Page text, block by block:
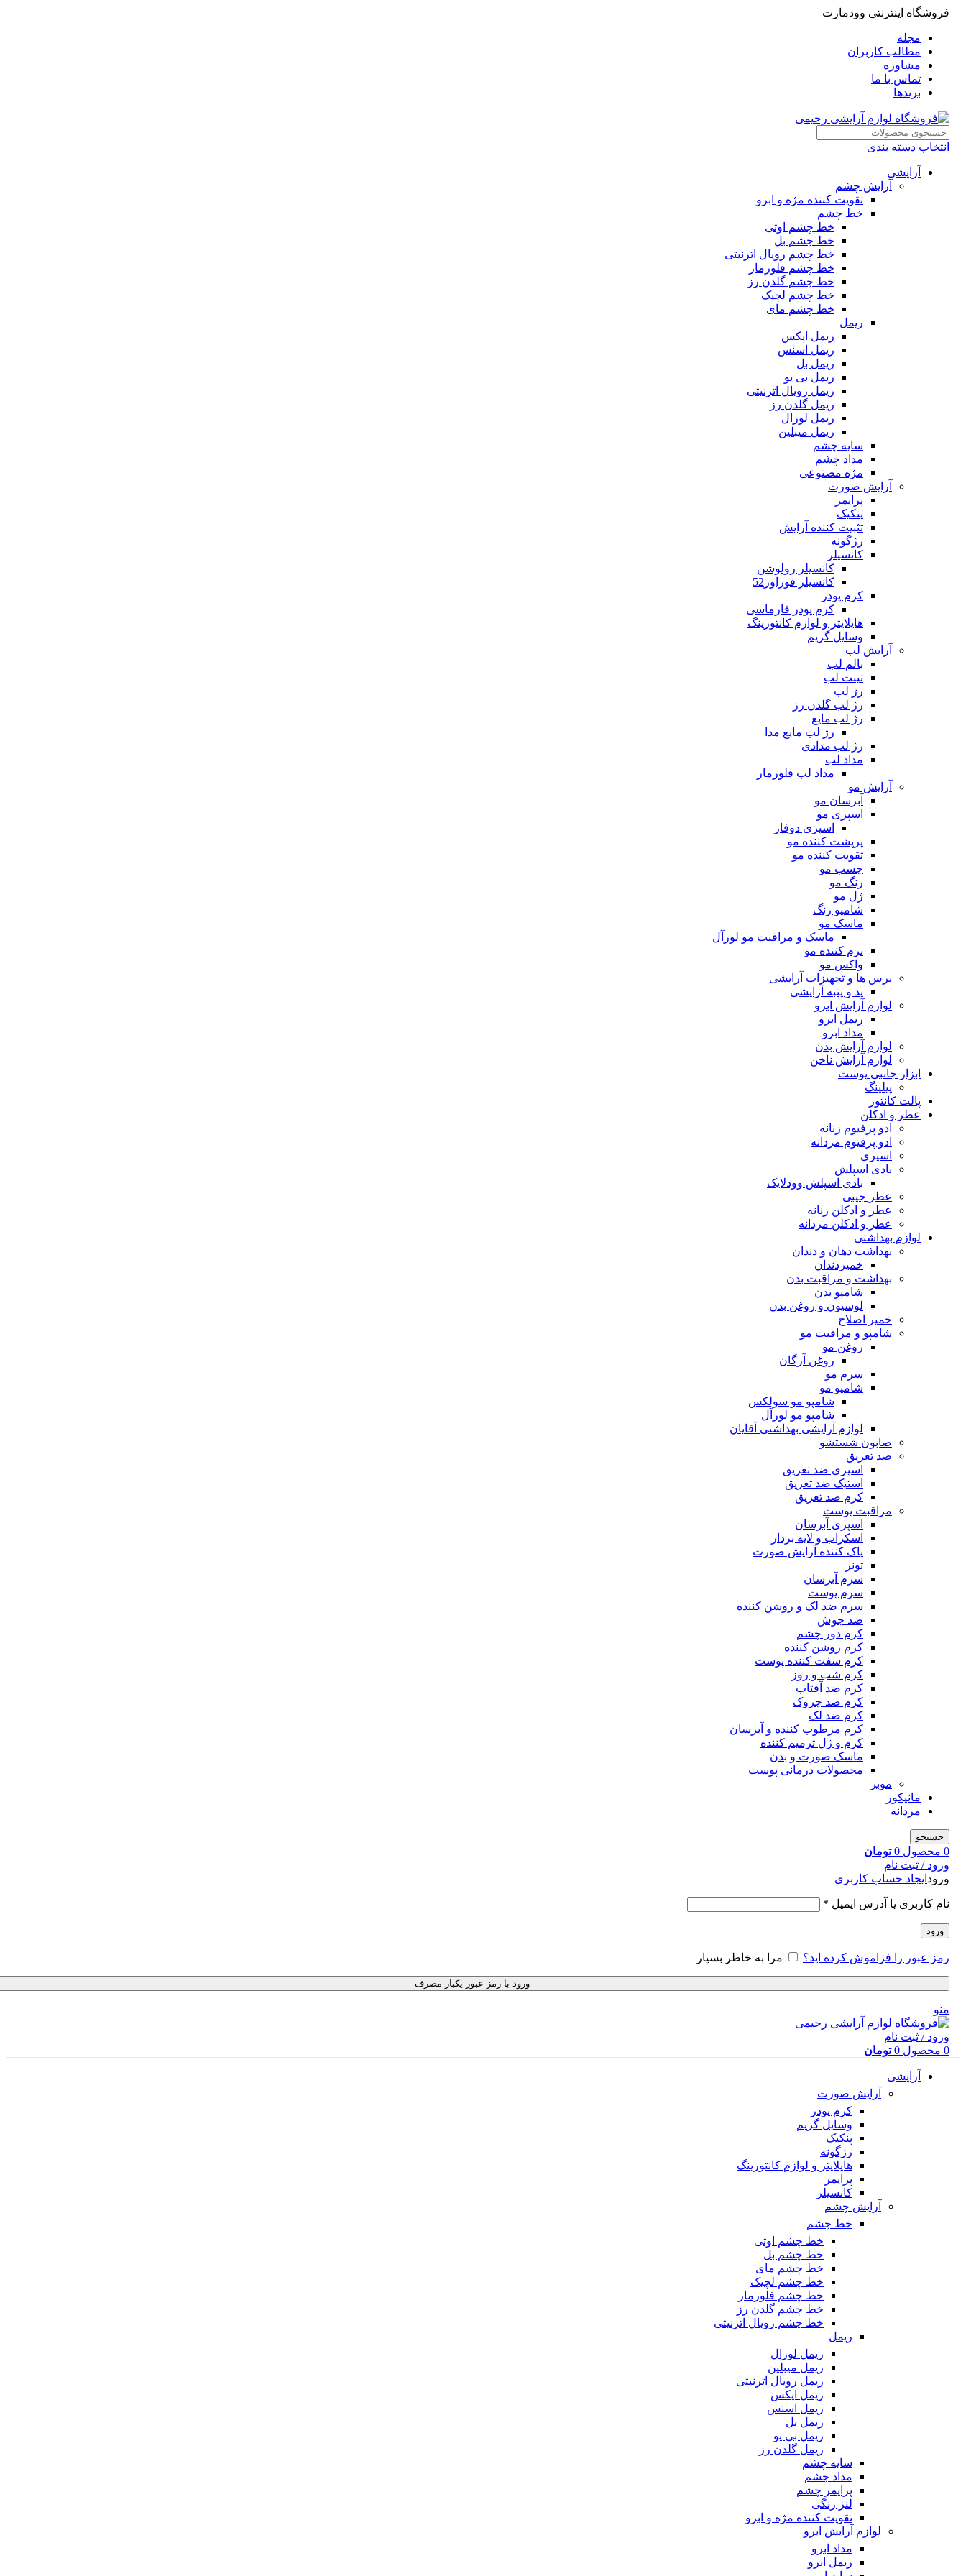
فروشگاه اینترنتی وودمارت
مجله
مطالب کاربران
مشاوره
تماس با ما
برندها
انتخاب دسته بندی
آرایشی
آرایش چشم
تقویت کننده مژه و ابرو
خط چشم
خط چشم اوتی
خط چشم بل
خط چشم رویال اترنیتی
خط چشم فلورمار
خط چشم گلدن رز
خط چشم لچیک
خط چشم مای
ریمل
ریمل اپکس
ریمل اسنس
ریمل بل
ریمل بی یو
ریمل رویال اترنیتی
ریمل گلدن رز
ریمل لورال
ریمل میبلین
سایه چشم
مداد چشم
مژه مصنوعی
آرایش صورت
پرایمر
پنکیک
تثبیت کننده آرایش
رژگونه
کانسیلر
کانسیلر رولوشن
کانسیلر فوراور52
کرم پودر
کرم پودر فارماسی
هایلایتر و لوازم کانتورینگ
وسایل گریم
آرایش لب
بالم لب
تینت لب
رژ لب
رژ لب گلدن رز
رژ لب مایع
رژ لب مایع مدا
رژ لب مدادی
مداد لب
مداد لب فلورمار
آرایش مو
آبرسان مو
اسپری مو
اسپری دوفاز
پرپشت کننده مو
تقویت کننده مو
چسب مو
رنگ مو
ژل مو
شامپو رنگ
ماسک مو
ماسک و مراقبت مو لورآل
نرم کننده مو
واکس مو
برس ها و تجهیزات آرایشی
پد و پنبه آرایشی
لوازم آرایش ابرو
ریمل ابرو
مداد ابرو
لوازم آرایش بدن
لوازم آرایش ناخن
ابزار جانبی پوست
پیلینگ
پالت کانتور
عطر و ادکلن
ادو پرفیوم زنانه
ادو پرفیوم مردانه
اسپری
بادی اسپلش
بادی اسپلش وودلایک
عطر جیبی
عطر و ادکلن زنانه
عطر و ادکلن مردانه
لوازم بهداشتی
بهداشت دهان و دندان
خمیردندان
بهداشت و مراقبت بدن
شامپو بدن
لوسیون و روغن بدن
خمیر اصلاح
شامپو و مراقبت مو
روغن مو
روغن آرگان
سرم مو
شامپو مو
شامپو مو سولکس
شامپو مو لورآل
لوازم آرایشی بهداشتی آقایان
صابون شستشو
ضد تعریق
اسپری ضد تعریق
استیک ضد تعریق
کرم ضد تعریق
مراقبت پوست
اسپری آبرسان
اسکراب و لایه بردار
پاک کننده آرایش صورت
تونر
سرم آبرسان
سرم پوست
سرم ضد لک و روشن کننده
ضد جوش
کرم دور چشم
کرم روشن کننده
کرم سفت کننده پوست
کرم شب و روز
کرم ضد آفتاب
کرم ضد چروک
کرم ضد لک
کرم مرطوب کننده و آبرسان
کرم و ژل ترمیم کننده
ماسک صورت و بدن
محصولات درمانی پوست
موبر
مانیکور
مردانه
جستجو
0 محصول 0 تومان
ورود / ثبت نام
ورود ایجاد حساب کاربری
نام کاربری یا آدرس ایمیل *
ورود
رمز عبور را فراموش کرده اید؟ مرا به خاطر بسپار
ورود با رمز عبور یکبار مصرف
منو
ورود / ثبت نام
0 محصول 0 تومان
آرایشی
آرایش صورت
کرم پودر
وسایل گریم
پنکیک
رژگونه
هایلایتر و لوازم کانتورینگ
پرایمر
کانسیلر
آرایش چشم
خط چشم
خط چشم اوتی
خط چشم بل
خط چشم مای
خط چشم لچیک
خط چشم فلورمار
خط چشم گلدن رز
خط چشم رویال اترنیتی
ریمل
ریمل لورال
ریمل میبلین
ریمل رویال اترنیتی
ریمل اپکس
ریمل اسنس
ریمل بل
ریمل بی یو
ریمل گلدن رز
سایه چشم
مداد چشم
پرایمر چشم
لنز رنگی
تقویت کننده مژه و ابرو
لوازم آرایش ابرو
مداد ابرو
ریمل ابرو